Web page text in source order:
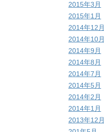
2015年3月
2015年1月
2014年12月
2014年10月
2014年9月
2014年8月
2014年7月
2014年5月
2014年2月
2014年1月
2013年12月